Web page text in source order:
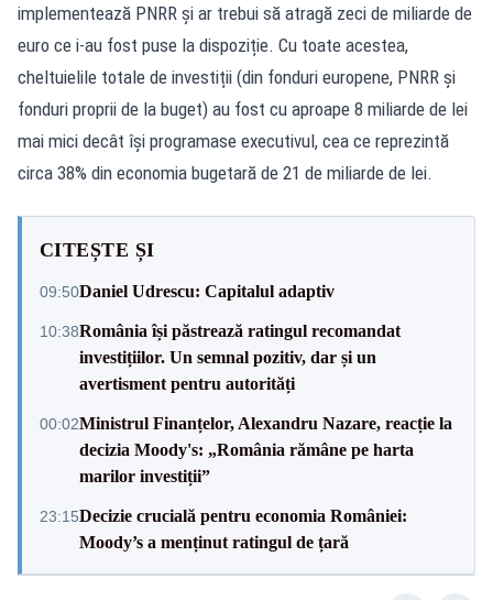
implementează PNRR și ar trebui să atragă zeci de miliarde de
euro ce i-au fost puse la dispoziție. Cu toate acestea,
cheltuielile totale de investiții (din fonduri europene, PNRR și
fonduri proprii de la buget) au fost cu aproape 8 miliarde de lei
mai mici decât își programase executivul, cea ce reprezintă
circa 38% din economia bugetară de 21 de miliarde de lei.
CITEȘTE ȘI
09:50Daniel Udrescu: Capitalul adaptiv
10:38România își păstrează ratingul recomandat
investițiilor. Un semnal pozitiv, dar și un
avertisment pentru autorități
00:02Ministrul Finanțelor, Alexandru Nazare, reacție la
decizia Moody's: „România rămâne pe harta
marilor investiții”
23:15Decizie crucială pentru economia României:
Moody’s a menținut ratingul de țară